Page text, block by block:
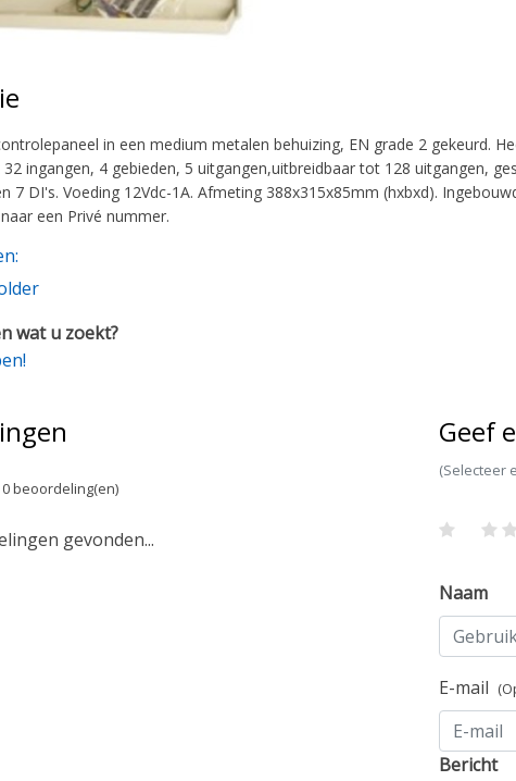
in een medium metalen behuizing, EN grade 2 gekeurd.
ingangen, 4 gebieden, 5 uitgangen,uitbreidbaar tot 128 uitgangen,
7 DI's. Voeding 12Vdc-1A. Afmeting 388x315x85mm (hxbxd).
een Privé nummer.
wat u zoekt?
beoordeling(en)
gevonden...
Geef
(Selecteer
Naam
E-mail
Bericht